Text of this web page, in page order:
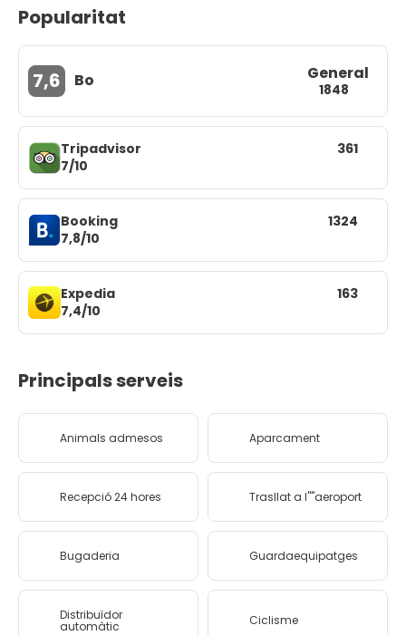
Popularitat
7,6 Bo General
1848
Tripadvisor
7/10
361
Booking
7,8/10
1324
Expedia
7,4/10
163
Principals serveis
Animals admesos Aparcament
Recepció 24 hores Trasllat a l''''aeroport
Bugaderia Guardaequipatges
Distribuïdor
automàtic Ciclisme